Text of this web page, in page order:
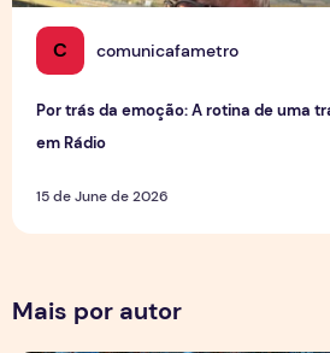
C comunicafametro
Por trás da emoção: A rotina de uma
em Rádio
15 de June de 2026
Mais por autor